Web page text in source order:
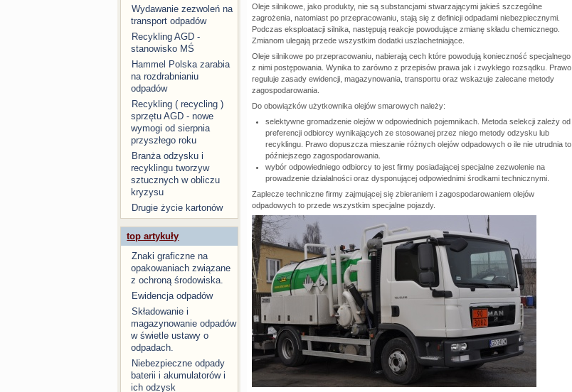
Wydawanie zezwoleń na
transport odpadów
Recykling AGD -
stanowisko MŚ
Hammel Polska zarabia
na rozdrabnianiu
odpadów
Recykling ( recycling )
sprzętu AGD - nowe
wymogi od sierpnia
przyszłego roku
Branża odzysku i
recyklingu tworzyw
sztucznych w obliczu
kryzysu
Drugie życie kartonów
top artykuły
Znaki graficzne na
opakowaniach związane
z ochroną środowiska.
Ewidencja odpadów
Składowanie i
magazynowanie odpadów
w świetle ustawy o
odpadach.
Niebezpieczne odpady
baterii i akumulatorów i
ich odzysk
Oleje silnikowe, jako produkty, nie są substancjami stwarzającymi jakieś szczególne
zagrożenia, natomiast po przepracowaniu, stają się z definicji odpadami niebezpiecznymi.
Podczas eksploatacji silnika, następują reakcje powodujące zmianę składu chemicznego.
Zmianom ulegają przede wszystkim dodatki uszlachetniające.
Oleje silnikowe po przepracowaniu, nabierają cech które powodują konieczność specjalnego
z nimi postępowania. Wynika to zarówno z przepisów prawa jak i zwykłego rozsądku. Prawo
reguluje zasady ewidencji, magazynowania, transportu oraz wskazuje zalecane metody
zagospodarowania.
Do obowiązków użytkownika olejów smarowych należy:
selektywne gromadzenie olejów w odpowiednich pojemnikach. Metoda selekcji zależy od
preferencji odbiorcy wynikających ze stosowanej przez niego metody odzysku lub
recyklingu. Prawo dopuszcza mieszanie różnych olejów odpadowych o ile nie utrudnia to
późniejszego zagospodarowania.
wybór odpowiedniego odbiorcy to jest firmy posiadającej specjalne zezwolenie na
prowadzenie działalności oraz dysponującej odpowiednimi środkami technicznymi.
Zaplecze techniczne firmy zajmującej się zbieraniem i zagospodarowaniem olejów
odpadowych to przede wszystkim specjalne pojazdy.